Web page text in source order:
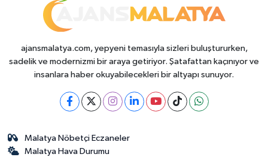
ajansmalatya.com, yepyeni temasıyla sizleri buluştururken,
sadelik ve modernizmi bir araya getiriyor. Şatafattan kaçınıyor ve
insanlara haber okuyabilecekleri bir altyapı sunuyor.
Malatya Nöbetçi Eczaneler
Malatya Hava Durumu